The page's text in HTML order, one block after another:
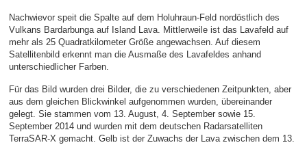
Nachwievor speit die Spalte auf dem Holuhraun-Feld nordöstlich des
Vulkans Bardarbunga auf Island Lava. Mittlerweile ist das Lavafeld auf
mehr als 25 Quadratkilometer Größe angewachsen. Auf diesem
Satellitenbild erkennt man die Ausmaße des Lavafeldes anhand
unterschiedlicher Farben.
Für das Bild wurden drei Bilder, die zu verschiedenen Zeitpunkten, aber
aus dem gleichen Blickwinkel aufgenommen wurden, übereinander
gelegt. Sie stammen vom 13. August, 4. September sowie 15.
September 2014 und wurden mit dem deutschen Radarsatelliten
TerraSAR-X gemacht. Gelb ist der Zuwachs der Lava zwischen dem 13.